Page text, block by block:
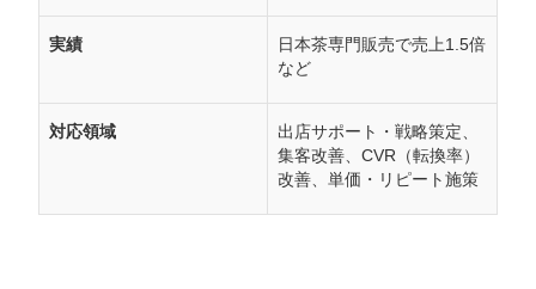
実績
日本茶専門販売で売上1.5倍
など
対応領域
出店サポート・戦略策定、
集客改善、CVR（転換率）
改善、単価・リピート施策